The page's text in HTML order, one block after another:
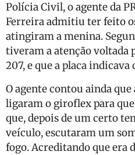
Polícia Civil, o agente da
Ferreira admitiu ter feito
atingiram a menina.
tiveram a atenção voltada
207, e que a placa
O agente contou ainda
ligaram o giroflex para
que, depois de um certo
veículo, escutaram um
fogo. Acreditando que era